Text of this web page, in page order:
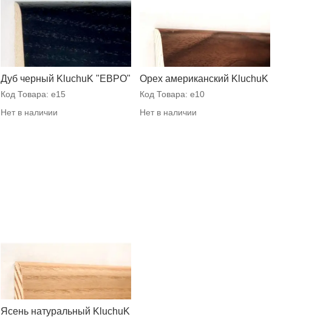
Дуб черный KluchuK "ЕВРО"
Код Товара: e15
Нет в наличии
Орех американский KluchuK
"ЕВРО"
Код Товара: e10
Нет в наличии
Ясень натуральный KluchuK